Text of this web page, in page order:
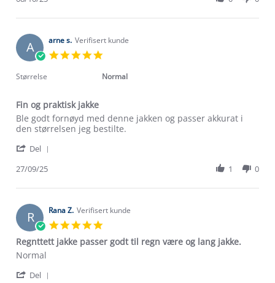
2025
Helga
on
8
Oct
A arne s. Verifisert kunde
rating
Størrelse Normal
Fin og praktisk jakke
Review
by
s.
27
2025
review
stating
og
jakke
Ble godt fornøyd med denne jakken og passer akkurat i
den størrelsen jeg bestilte.
Del
arne
on
27
Sep
2025
27/09/25 1 0
R Rana Z. Verifisert kunde
rating
Regnttett jakke passer godt til regn være og lang jakke.
Review
Rana
review
Regnttett
Normal
Del